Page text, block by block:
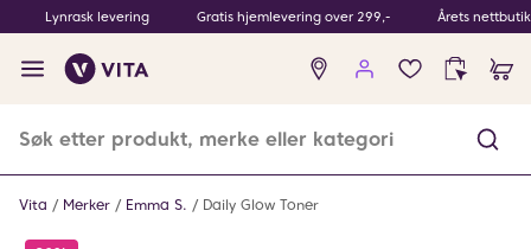
Lynrask levering Gratis hjemlevering over 299,- Årets
Ingen
produkter
Vita Merker Emma S. Daily Glow Toner